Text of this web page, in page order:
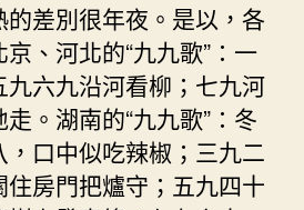
差別很年夜。是以，各
、河北的“九九歌”：一
六九沿河看柳；七九河
。湖南的“九九歌”：冬
口中似吃辣椒；三九二
房門把爐守；五九四十